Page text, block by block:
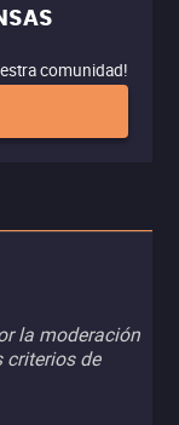
comunidad!
la moderación
criterios de